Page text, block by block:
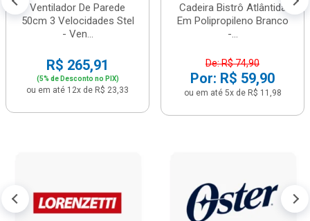
Ventilador De Parede
50cm 3 Velocidades Stel
- Ven...
R$ 265,91
(5% de Desconto no PIX)
ou em até 12x de R$ 23,33
Cadeira Bistrô Atlântida
Em Polipropileno Branco
-...
De: R$ 74,90
Por: R$ 59,90
ou em até 5x de R$ 11,98